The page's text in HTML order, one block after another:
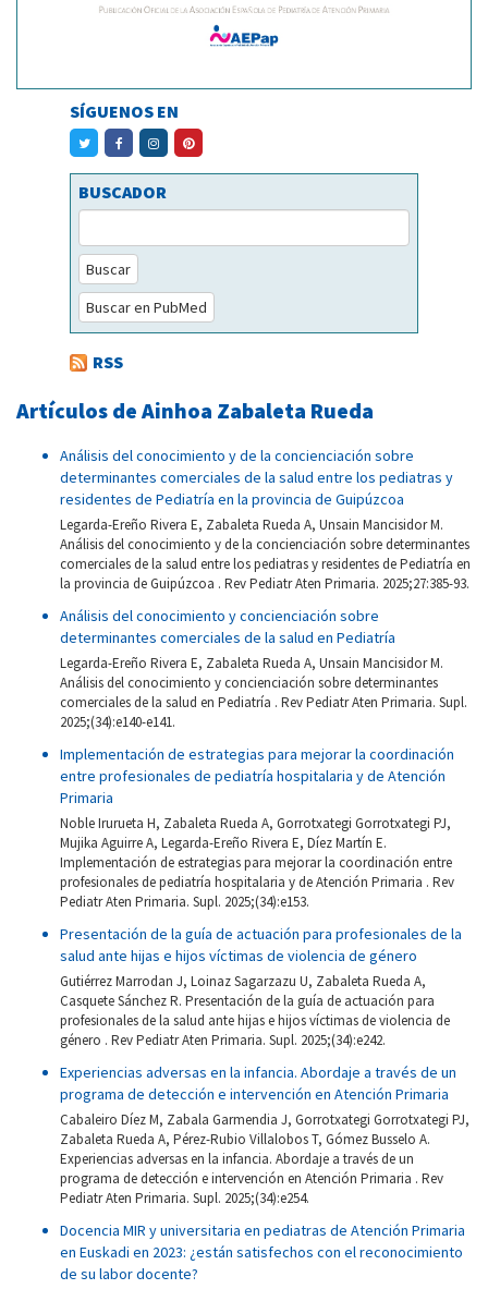
SÍGUENOS EN
BUSCADOR
Buscar
Buscar en PubMed
RSS
Artículos de Ainhoa Zabaleta Rueda
Análisis del conocimiento y de la concienciación sobre
determinantes comerciales de la salud entre los pediatras y
residentes de Pediatría en la provincia de Guipúzcoa
Legarda-Ereño Rivera E, Zabaleta Rueda A, Unsain Mancisidor M.
Análisis del conocimiento y de la concienciación sobre determinantes
comerciales de la salud entre los pediatras y residentes de Pediatría en
la provincia de Guipúzcoa . Rev Pediatr Aten Primaria. 2025;27:385-93.
Análisis del conocimiento y concienciación sobre
determinantes comerciales de la salud en Pediatría
Legarda-Ereño Rivera E, Zabaleta Rueda A, Unsain Mancisidor M.
Análisis del conocimiento y concienciación sobre determinantes
comerciales de la salud en Pediatría . Rev Pediatr Aten Primaria. Supl.
2025;(34):e140-e141.
Implementación de estrategias para mejorar la coordinación
entre profesionales de pediatría hospitalaria y de Atención
Primaria
Noble Irurueta H, Zabaleta Rueda A, Gorrotxategi Gorrotxategi PJ,
Mujika Aguirre A, Legarda-Ereño Rivera E, Díez Martín E.
Implementación de estrategias para mejorar la coordinación entre
profesionales de pediatría hospitalaria y de Atención Primaria . Rev
Pediatr Aten Primaria. Supl. 2025;(34):e153.
Presentación de la guía de actuación para profesionales de la
salud ante hijas e hijos víctimas de violencia de género
Gutiérrez Marrodan J, Loinaz Sagarzazu U, Zabaleta Rueda A,
Casquete Sánchez R. Presentación de la guía de actuación para
profesionales de la salud ante hijas e hijos víctimas de violencia de
género . Rev Pediatr Aten Primaria. Supl. 2025;(34):e242.
Experiencias adversas en la infancia. Abordaje a través de un
programa de detección e intervención en Atención Primaria
Cabaleiro Díez M, Zabala Garmendia J, Gorrotxategi Gorrotxategi PJ,
Zabaleta Rueda A, Pérez-Rubio Villalobos T, Gómez Busselo A.
Experiencias adversas en la infancia. Abordaje a través de un
programa de detección e intervención en Atención Primaria . Rev
Pediatr Aten Primaria. Supl. 2025;(34):e254.
Docencia MIR y universitaria en pediatras de Atención Primaria
en Euskadi en 2023: ¿están satisfechos con el reconocimiento
de su labor docente?